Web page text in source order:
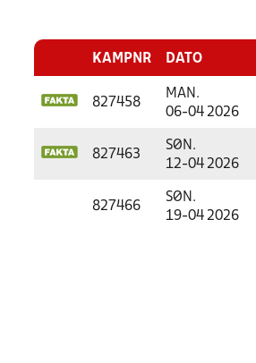
KAMPNR DATO
827458
MAN.
06-04 2026
827463
SØN.
12-04 2026
827466
SØN.
19-04 2026